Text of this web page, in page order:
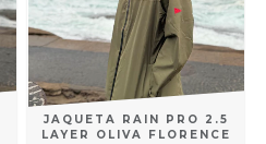
JAQUETA RAIN PRO 2.5
LAYER OLIVA FLORENCE